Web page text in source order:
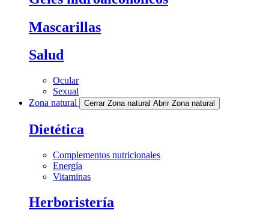
Mascarillas
Salud
Ocular
Sexual
Zona natural
Cerrar Zona natural Abrir Zona natural
Dietética
Complementos nutricionales
Energía
Vitaminas
Herboristería